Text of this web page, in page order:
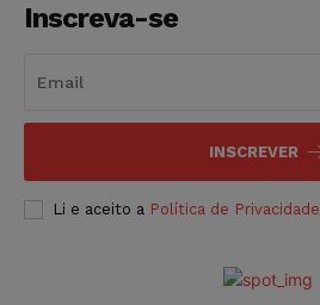
Inscreva-se
INSCREVER
Li e aceito a Política de Privacidade